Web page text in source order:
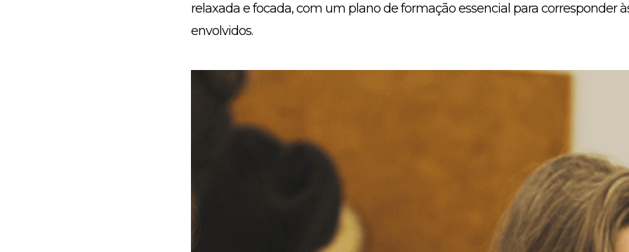
relaxada e focada, com um plano de formação essencial para corresponder
envolvidos.